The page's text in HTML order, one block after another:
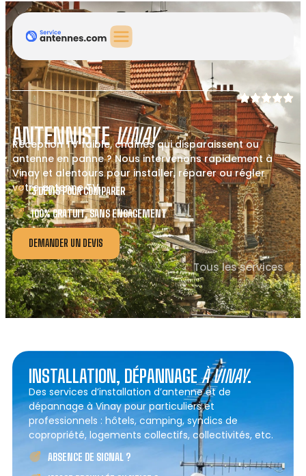
ANTENNISTEVINAY
Réception TV faible, chaînes qui disparaissent ou
antenne en panne ? Nous intervenons rapidement à
Vinay et alentours pour installer, réparer ou régler
votre antenne TV.
3 DEVIS POUR COMPARER
100% GRATUIT, SANS ENGAGEMENT
DEMANDER UN DEVIS
Tous les services
INSTALLATION, DÉPANNAGEÀ VINAY.
Des services d’installation d’antenne et de
dépannage à Vinay pour particuliers et
professionnels : hôtels, camping, syndics de
copropriété, logements collectifs, collectivités, etc.
ABSENCE DE SIGNAL ?